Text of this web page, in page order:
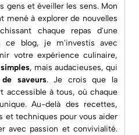
gens et éveiller les sens. Mon
mené à explorer de nouvelles
chaque repas d'une
ce blog, je m'investis avec
votre expérience culinaire,
, mais audacieuses, qui
saveurs. Je crois que la
accessible à tous, où chaque
Au-delà des recettes,
et techniques pour vous aider
avec passion et convivialité.